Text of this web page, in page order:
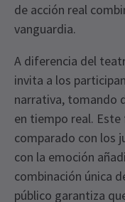
de acción real
vanguardia.
A diferencia del
invita a los
narrativa, tomando
en tiempo real.
comparado con los
con la emoción
combinación única
público garantiza